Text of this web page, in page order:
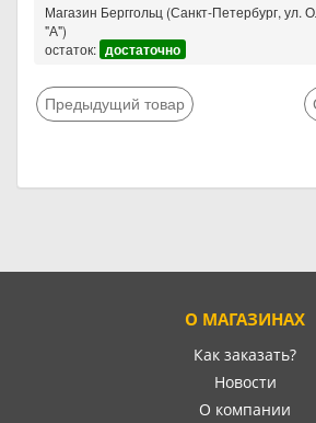
Магазин Берггольц (Санкт-Петербург, ул.
"А")
остаток: достаточно
Предыдущий товар
О МАГАЗИНАХ
Как заказать?
Новости
О компании